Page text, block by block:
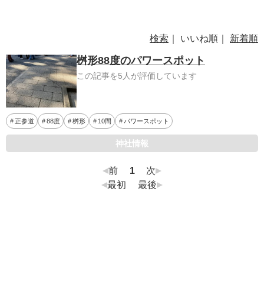
検索 ｜ いいね順｜ 新着順
桝形88度のパワースポット
この記事を5人が評価しています
正参道 88度 桝形 10間 パワースポット
神社情報
前 1
次
最初
最後